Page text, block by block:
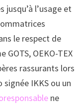
jusqu’à l’usage et
le respect de
GOTS, OEKO-TEX
rassurants lors
IKKS ou un
ne